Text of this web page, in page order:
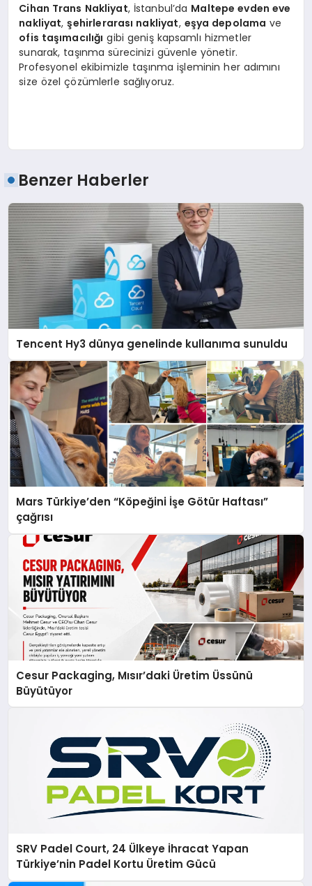
Cihan Trans Nakliyat, İstanbul’da Maltepe evden eve
nakliyat,şehirlerarası nakliyat, eşya depolama ve
ofis taşımacılığı gibi geniş kapsamlı hizmetler
sunarak, taşınma sürecinizi güvenle yönetir.
Profesyonel ekibimizle taşınma işleminin her adımını
size özel çözümlerle sağlıyoruz.
Benzer Haberler
Tencent Hy3 dünya genelinde kullanıma sunuldu
Mars Türkiye’den “Köpeğini İşe Götür Haftası”
çağrısı
Cesur Packaging, Mısır’daki Üretim Üssünü
Büyütüyor
SRV Padel Court, 24 Ülkeye İhracat Yapan
Türkiye’nin Padel Kortu Üretim Gücü